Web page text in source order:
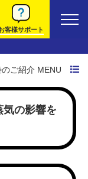
客様サポート
ご紹介 MENU
気の影響を